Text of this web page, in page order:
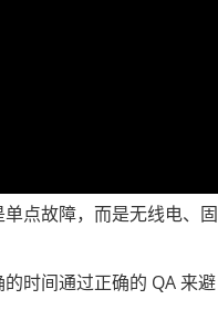
点故障，而是无线电、固
时间通过正确的 QA 来避